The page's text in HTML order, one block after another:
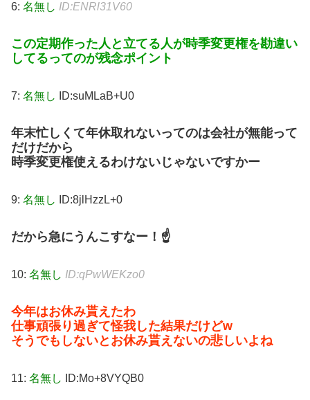
6: 名無し ID:ENRl31V60
この定期作った人と立てる人が時季変更権を勘違い
してるってのが残念ポイント
7: 名無し ID:suMLaB+U0
年末忙しくて年休取れないってのは会社が無能って
だけだから
時季変更権使えるわけないじゃないですかー
9: 名無し ID:8jlHzzL+0
だから急にうんこすなー！☝
10: 名無し ID:qPwWEKzo0
今年はお休み貰えたわ
仕事頑張り過ぎて怪我した結果だけどw
そうでもしないとお休み貰えないの悲しいよね
11: 名無し ID:Mo+8VYQB0